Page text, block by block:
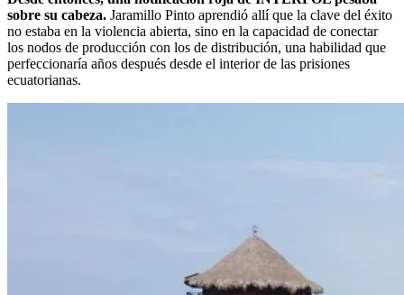
sobre su cabeza. Jaramillo Pinto aprendió allí que la clave del éxito
no estaba en la violencia abierta, sino en la capacidad de conectar
los nodos de producción con los de distribución, una habilidad que
perfeccionaría años después desde el interior de las prisiones
ecuatorianas.